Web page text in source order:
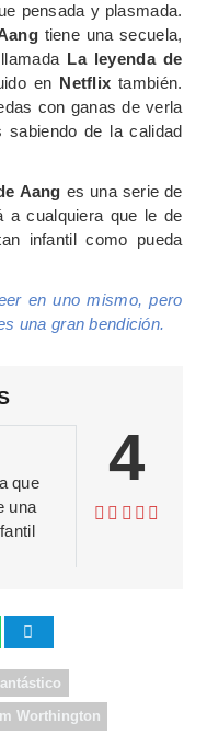
pensada y plasmada.
tiene una secuela,
La leyenda de
en Netflix también.
con ganas de verla
de la calidad
Aang es una serie de
a cualquiera que le de
infantil como pueda
en uno mismo, pero
una gran bendición.
que
una
4
Worthington